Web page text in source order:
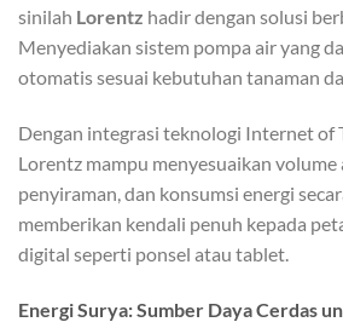
sinilah Lorentz hadir dengan solusi
Menyediakan sistem pompa air yang
otomatis sesuai kebutuhan tanaman
Dengan integrasi teknologi Internet of
Lorentz mampu menyesuaikan volume
penyiraman, dan konsumsi energi
memberikan kendali penuh kepada
digital seperti ponsel atau tablet.
Energi Surya: Sumber Daya Cerdas